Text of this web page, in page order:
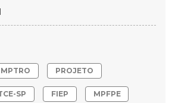
MPTRO PROJETO
SP FIEP MPFPE